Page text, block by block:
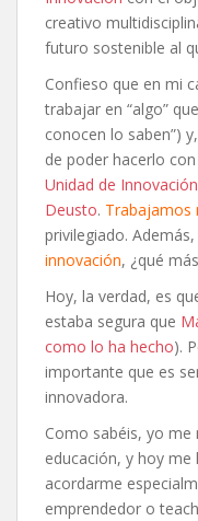
creativo
futuro sostenible al
Confieso que en mi
trabajar en “algo”
conocen lo saben”)
de poder hacerlo
Unidad de
Deusto. Trabajamos
privilegiado.
innovación, ¿qué
Hoy, la verdad, es
estaba segura que
como lo ha hecho).
importante que es
innovadora.
Como sabéis, yo
educación, y hoy
acordarme
emprendedor o